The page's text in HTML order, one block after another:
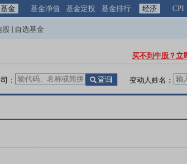
基金 基金净值 基金定投 基金排行 经济 CPI
股 自选基金
买不到牛股？立
变动人姓名：
：